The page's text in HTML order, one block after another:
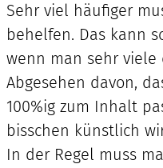
Sehr viel häufiger
behelfen. Das kann
wenn man sehr viele
Abgesehen davon,
100%ig zum Inhalt
bisschen künstlich
In der Regel muss